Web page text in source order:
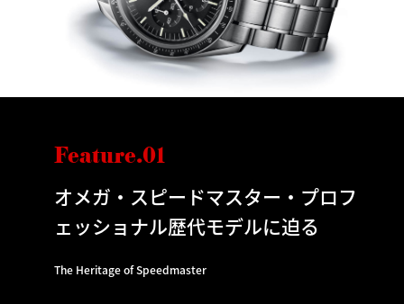
Feature.01
オメガ・スピードマスター・プロフ
ェッショナル歴代モデルに迫る
The Heritage of Speedmaster